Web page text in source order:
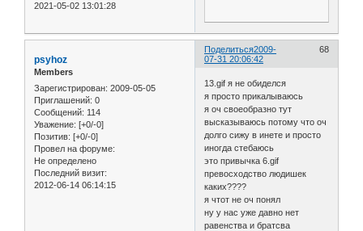
2021-05-02 13:01:28
Поделиться 68
2009-
07-31 20:06:42
psyhoz
Members
Зарегистрирован: 2009-05-05
Приглашений: 0
Сообщений: 114
Уважение: [+0/-0]
Позитив: [+0/-0]
Провел на форуме:
Не определено
Последний визит:
2012-06-14 06:14:15
13.gif я не обиделся
я просто прикалываюсь
я оч своеобразно тут
высказываюсь потому что оч
долго сижу в инете и просто
иногда стебаюсь
это привычка 6.gif
превосходство людишек
каких????
я чтот не оч понял
ну у нас уже давно нет
равенства и братсва